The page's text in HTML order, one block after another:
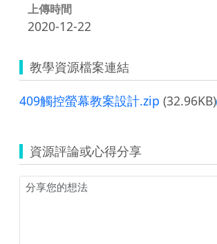
上傳時間
2020-12-22
教學資源檔案連結
409觸控螢幕教案設計.zip (32.96KB)
資源評論或心得分享